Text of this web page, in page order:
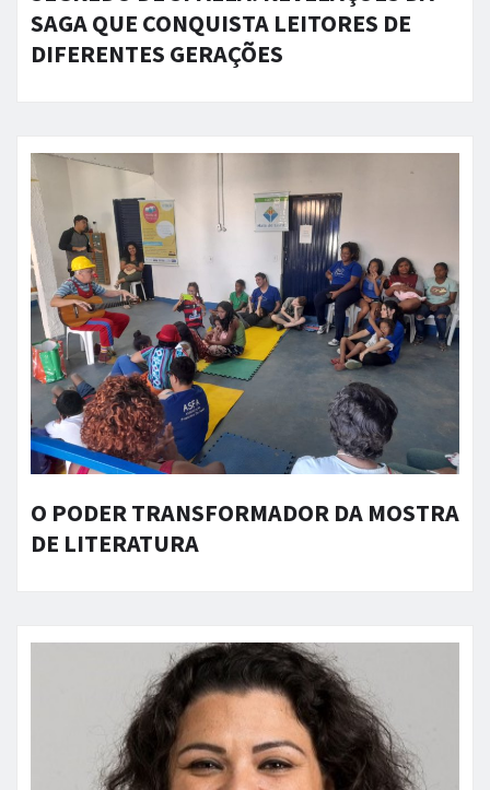
SAGA QUE CONQUISTA LEITORES DE
DIFERENTES GERAÇÕES
O PODER TRANSFORMADOR DA MOSTRA
DE LITERATURA